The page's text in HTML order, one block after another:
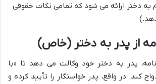
به دختر ارائه می شود که تمامی نکات حقوقی
پدر به دختر خود وکالت می دهد تا «با
در واقع، پدر خواستگار را تأیید کرده و